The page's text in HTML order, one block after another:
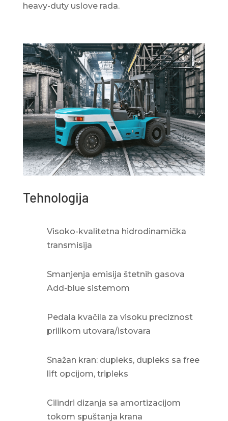
heavy-duty uslove rada.
Tehnologija
Visoko-kvalitetna hidrodinamička
transmisija
Smanjenja emisija štetnih gasova
Add-blue sistemom
Pedala kvačila za visoku preciznost
prilikom utovara/istovara
Snažan kran: dupleks, dupleks sa free
lift opcijom, tripleks
Cilindri dizanja sa amortizacijom
tokom spuštanja krana